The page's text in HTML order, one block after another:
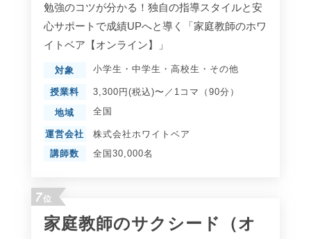
勉強のコツが分かる！独自の指導スタイルと安
心サポートで成績UPへと導く「家庭教師のホワ
イトベア【オンライン】」
対象 小学生 ・ 中学生 ・ 高校生 ・ その他
授業料 3,300円(税込)〜／1コマ（90分）
地域 全国
運営会社
株式会社ホワイトベア
講師数
全国30,000名
7位
家庭教師のサクシード（オ